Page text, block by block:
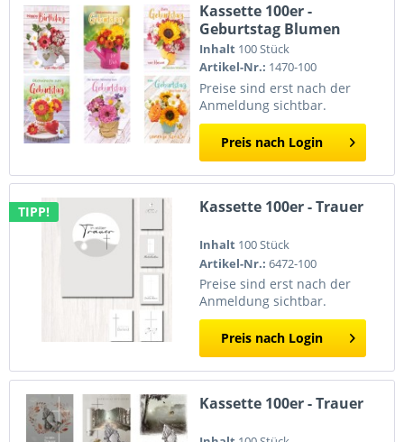
Kassette 100er -
Geburtstag Blumen
Inhalt 100 Stück
Artikel-Nr.: 1470-100
Preise sind erst nach der
Anmeldung sichtbar.
Preis nach Login
TIPP! Kassette 100er - Trauer
Inhalt 100 Stück
Artikel-Nr.: 6472-100
Preise sind erst nach der
Anmeldung sichtbar.
Preis nach Login
Kassette 100er - Trauer